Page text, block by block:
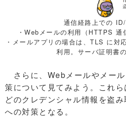
通信経路上での
・Webメールの利用（HTTPS 通
・メールアプリの場合は、TLS に対
利用。サーバ証明書
さらに、Webメールやメー
策について見てみよう。これ
どのクレデンシャル情報を盗
への対策となる。